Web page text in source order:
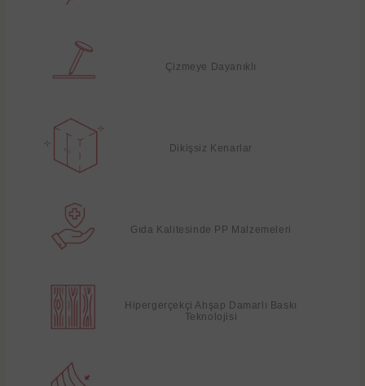
Çizmeye Dayanıklı
Dikişsiz Kenarlar
Gıda Kalitesinde PP Malzemeleri
Hipergerçekçi Ahşap Damarlı Baskı
Teknolojisi